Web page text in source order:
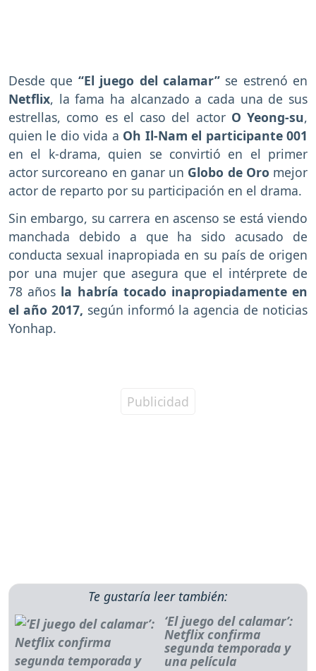
Desde que “El juego del calamar”se estrenó en
Netflix, la fama ha alcanzado a cada una de sus
estrellas, como es el caso del actor O Yeong-su,
quien le dio vida a Oh Il-Nam el participante 001
en el k-drama, quien se convirtió en el primer
actor surcoreano en ganar un Globo de Oro mejor
actor de reparto por su participación en el drama.
Sin embargo, su carrera en ascenso se está viendo
manchada debido a que ha sido acusado de
conducta sexual inapropiada en su país de origen
por una mujer que asegura que el intérprete de
78 años la habría tocado inapropiadamente en
el año 2017, según informó la agencia de noticias
Yonhap.
Te gustaría leer también:
‘El juego del calamar’:
Netflix confirma
segunda temporada y
una película